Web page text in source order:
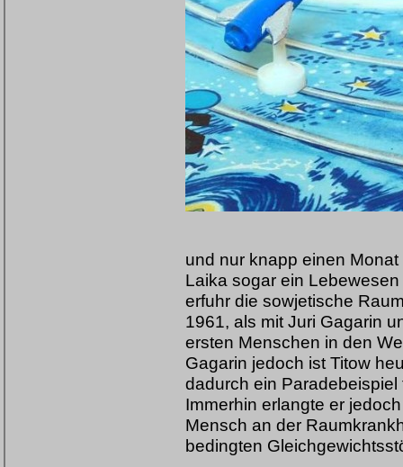
und nur knapp einen
Laika sogar ein
erfuhr die sowjetische
1961, als mit Juri Gagarin
ersten Menschen in den
Gagarin jedoch ist Titow
dadurch ein Paradebeispiel
Immerhin erlangte er
Mensch an der
bedingten